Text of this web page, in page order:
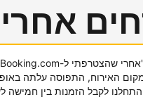
האירוח, התפוסה עלתה
לקבל הזמנות בין חמישה